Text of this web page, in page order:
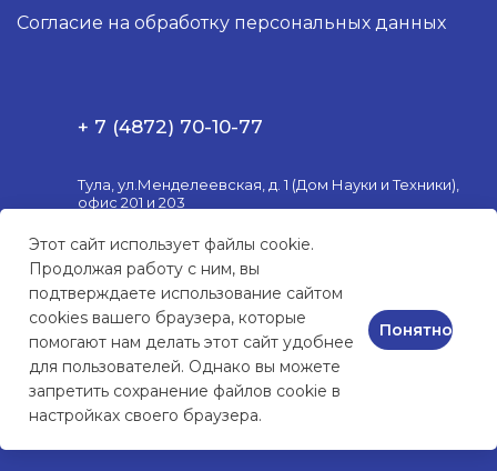
Согласие на обработку персональных данных
+ 7 (4872) 70-10-77
Тула, ул.Менделеевская, д. 1 (Дом Науки и Техники),
офис 201 и 203
market@3postulat.ru
КОМПЬЮТЕРНАЯ ТЕХНИКА
и сервисное обслуживание
Этот сайт использует файлы cookie.
Продолжая работу с ним, вы
подтверждаете использование сайтом
cookies вашего браузера, которые
помогают нам делать этот сайт удобнее
для пользователей. Однако вы можете
запретить сохранение файлов cookie в
настройках своего браузера.
Понятно